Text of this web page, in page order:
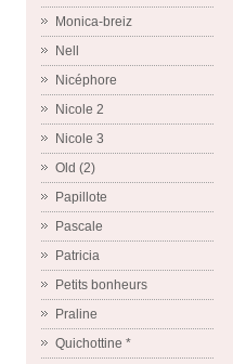
Monica-breiz
Nell
Nicéphore
Nicole 2
Nicole 3
Old (2)
Papillote
Pascale
Patricia
Petits bonheurs
Praline
Quichottine *